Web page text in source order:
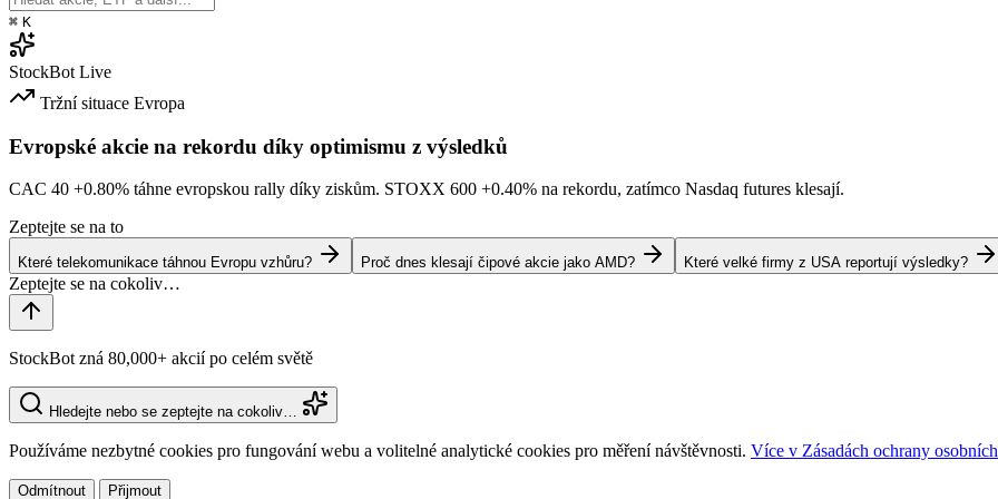
⌘ K
StockBot Live
Tržní situace Evropa
Evropské akcie na rekordu díky optimismu z výsledků
CAC 40 +0.80% táhne evropskou rally díky ziskům. STOXX 600 +0.40% na rekordu, zatímco Nasdaq futures klesají.
Zeptejte se na to
Které telekomunikace táhnou Evropu vzhůru? Proč dnes klesají čipové akcie jako AMD? Které velké firmy z USA reportují výsledky?
StockBot zná 80,000+ akcií po celém světě
Hledejte nebo se zeptejte na cokoliv…
Používáme nezbytné cookies pro fungování webu a volitelné analytické cookies pro měření návštěvnosti. Více v Zásadách ochrany
Odmítnout Přijmout